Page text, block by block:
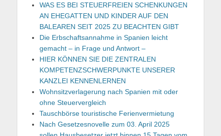
WAS ES BEI STEUERFREIEN SCHENKUNGEN
AN EHEGATTEN UND KINDER AUF DEN
BALEAREN SEIT 2025 ZU BEACHTEN GIBT
Die Erbschaftsannahme in Spanien leicht
gemacht – in Frage und Antwort –
HIER KÖNNEN SIE DIE ZENTRALEN
KOMPETENZSCHWERPUNKTE UNSERER
KANZLEI KENNENLERNEN
Wohnsitzverlagerung nach Spanien mit oder
ohne Steuervergleich
Tauschbörse touristische Ferienvermietung
Nach Gesetzesnovelle zum 03. April 2025